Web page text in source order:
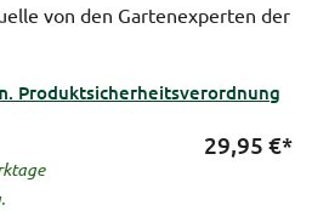
von den Gartenexperten der
Produktsicherheitsverordnung
29,95 €*